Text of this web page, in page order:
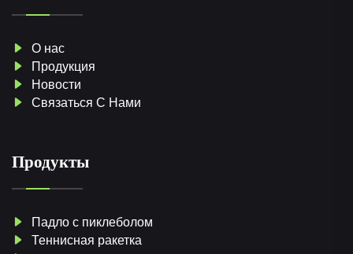
О нас
Продукция
Новости
Связаться С Нами
Продукты
Падло с пиклеболом
Теннисная ракетка